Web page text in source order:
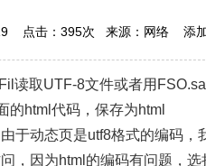
点击： 395次 来源：网络 添
读取UTF-8文件或者用
的html代码，保存为html
于动态页是utf8格式的编码，
，因为html的编码有问题， 选